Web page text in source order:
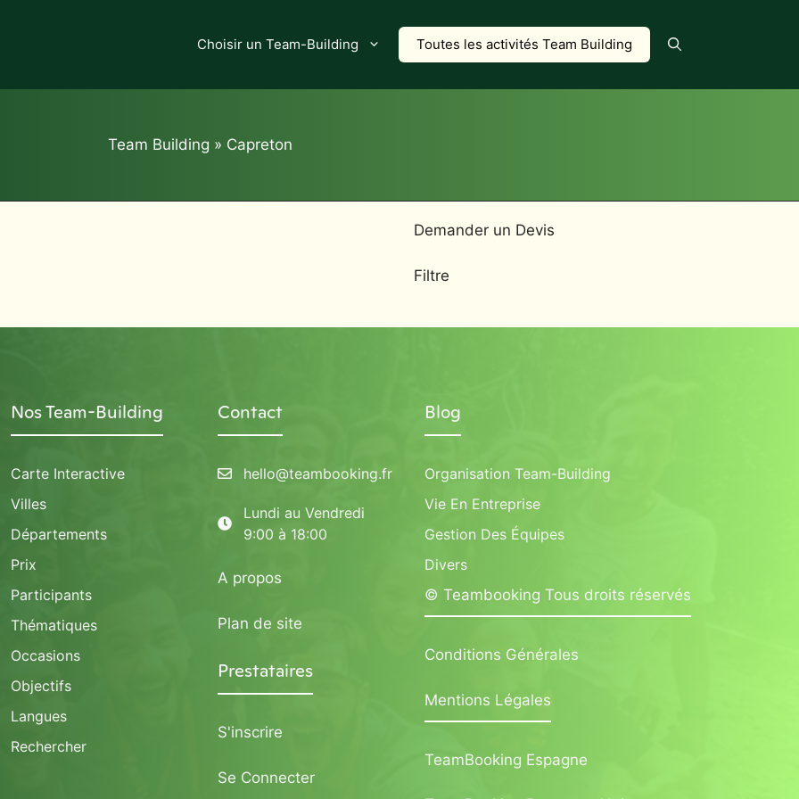
Choisir un Team-Building Toutes les activités Team Building
Team Building » Capreton
Demander un Devis
Filtre
Nos Team-Building
Carte Interactive
Villes
Départements
Prix
Participants
Thématiques
Occasions
Objectifs
Langues
Rechercher
Contact
hello@teambooking.fr
Lundi au Vendredi
9:00 à 18:00
A propos
Plan de site
Prestataires
S'inscrire
Se Connecter
Blog
Organisation Team-Building
Vie En Entreprise
Gestion Des Équipes
Divers
© Teambooking Tous droits réservés
Conditions Générales
Mentions Légales
TeamBooking Espagne